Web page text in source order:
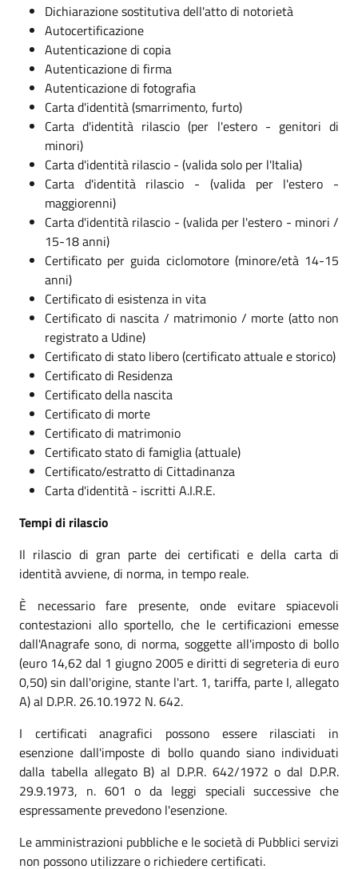
Dichiarazione sostitutiva dell'atto di notorietà
Autocertificazione
Autenticazione di copia
Autenticazione di firma
Autenticazione di fotografia
Carta d'identità (smarrimento, furto)
Carta d'identità rilascio (per l'estero - genitori di
minori)
Carta d'identità rilascio - (valida solo per l'Italia)
Carta d'identità rilascio - (valida per l'estero -
maggiorenni)
Carta d'identità rilascio - (valida per l'estero - minori /
15-18 anni)
Certificato per guida ciclomotore (minore/età 14-15
anni)
Certificato di esistenza in vita
Certificato di nascita / matrimonio / morte (atto non
registrato a Udine)
Certificato di stato libero (certificato attuale e storico)
Certificato di Residenza
Certificato della nascita
Certificato di morte
Certificato di matrimonio
Certificato stato di famiglia (attuale)
Certificato/estratto di Cittadinanza
Carta d'identità - iscritti A.I.R.E.
Tempi di rilascio
Il rilascio di gran parte dei certificati e della carta di
identità avviene, di norma, in tempo reale.
È necessario fare presente, onde evitare spiacevoli
contestazioni allo sportello, che le certificazioni emesse
dall'Anagrafe sono, di norma, soggette all'imposto di bollo
(euro 14,62 dal 1 giugno 2005 e diritti di segreteria di euro
0,50) sin dall'origine, stante l'art. 1, tariffa, parte I, allegato
A) al D.P.R. 26.10.1972 N. 642.
I certificati anagrafici possono essere rilasciati in
esenzione dall'imposte di bollo quando siano individuati
dalla tabella allegato B) al D.P.R. 642/1972 o dal D.P.R.
29.9.1973, n. 601 o da leggi speciali successive che
espressamente prevedono l'esenzione.
Le amministrazioni pubbliche e le società di Pubblici servizi
non possono utilizzare o richiedere certificati.